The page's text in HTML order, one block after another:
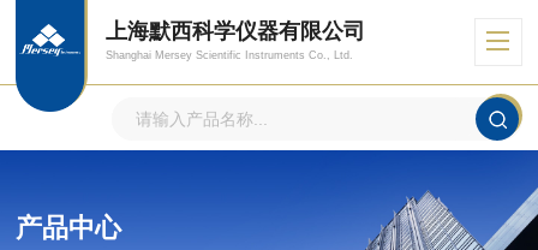
上海默西科学仪器有限公司
Shanghai Mersey Scientific Instruments Co., Ltd.
产品中心